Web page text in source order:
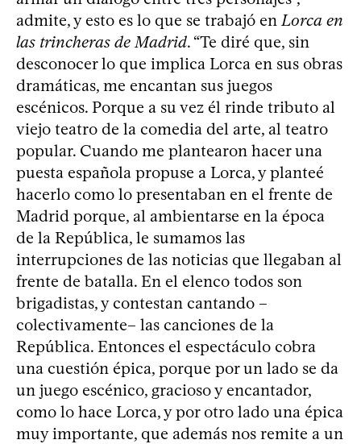
admite, y esto es lo que se trabajó en Lorca en
las trincheras de Madrid. “Te diré que, sin
desconocer lo que implica Lorca en sus obras
dramáticas, me encantan sus juegos
escénicos. Porque a su vez él rinde tributo al
viejo teatro de la comedia del arte, al teatro
popular. Cuando me plantearon hacer una
puesta española propuse a Lorca, y planteé
hacerlo como lo presentaban en el frente de
Madrid porque, al ambientarse en la época
de la República, le sumamos las
interrupciones de las noticias que llegaban al
frente de batalla. En el elenco todos son
brigadistas, y contestan cantando –
colectivamente– las canciones de la
República. Entonces el espectáculo cobra
una cuestión épica, porque por un lado se da
un juego escénico, gracioso y encantador,
como lo hace Lorca, y por otro lado una épica
muy importante, que además nos remite a un